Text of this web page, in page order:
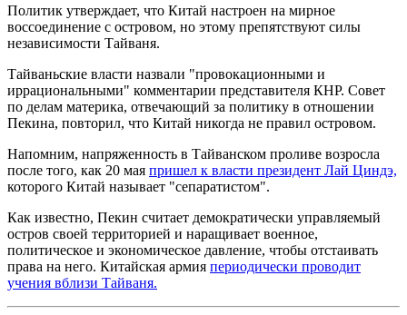
Политик утверждает, что Китай настроен на мирное
воссоединение с островом, но этому препятствуют силы
независимости Тайваня.
Тайваньские власти назвали "провокационными и
иррациональными" комментарии представителя КНР. Совет
по делам материка, отвечающий за политику в отношении
Пекина, повторил, что Китай никогда не правил островом.
Напомним, напряженность в Тайванском проливе возросла
после того, как 20 мая пришел к власти президент Лай Циндэ,
которого Китай называет "сепаратистом".
Как известно, Пекин считает демократически управляемый
остров своей территорией и наращивает военное,
политическое и экономическое давление, чтобы отстаивать
права на него. Китайская армия периодически проводит
учения вблизи Тайваня.